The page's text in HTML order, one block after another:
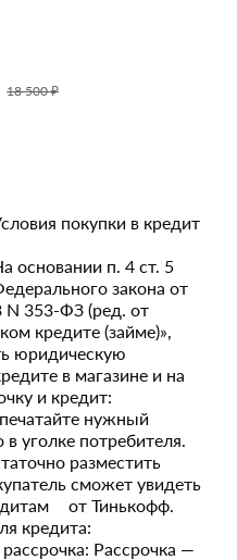
18 500 ₽
покупки в кредит
основании п. 4 ст. 5
закона от
N 353-ФЗ (ред. от
кредите (займе)»,
юридическую
в магазине и на
и кредит:
нужный
уголке потребителя.
разместить
сможет увидеть
от Тинькофф.
кредита:
Рассрочка —